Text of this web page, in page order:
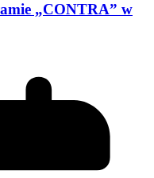
„CONTRA” w